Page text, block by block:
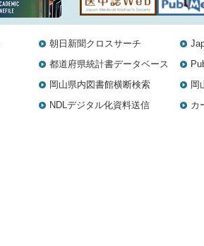
朝日新聞クロスサーチ
都道府県統計書データベース
岡山県内図書館横断検索
岡
NDLデジタル化資料送信 カ